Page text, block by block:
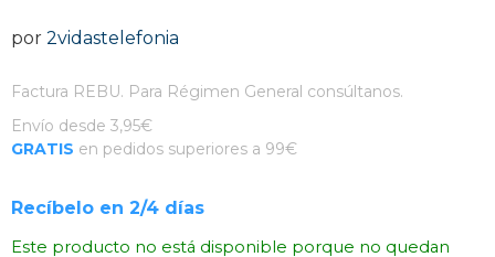
por 2vidastelefonia
Factura REBU. Para Régimen General consúltanos.
Envío desde 3,95€
GRATIS en pedidos superiores a 99€
Recíbelo en 2/4 días
Este producto no está disponible porque no quedan